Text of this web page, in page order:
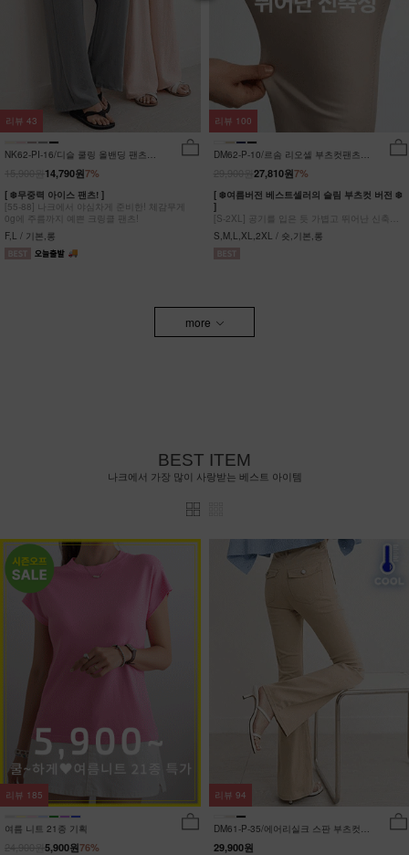
NK62-PI-16/디슬 쿨링 올밴딩 팬츠
7%
14,790원
[ ❄️무중력 아이스 팬츠! ]
[55-88] 나크에서 야심차게 준비한! 체감무게
0g에 주름까지 예쁜 크링클 팬츠!
F,L / 기본,롱
리뷰 43
DM62-P-10/르솜 리오셀 부츠컷팬츠
7%
27,810원
[ ❄️여름버전 베스트셀러의 슬림 부츠컷 버전 ❄️
]
[S-2XL] 공기를 입은 듯 가볍고 뛰어난 신축성
원단에 슬림함을 더한 부츠컷 팬츠!
S,M,L,XL,2XL / 숏,기본,롱
리뷰 100
more
BEST ITEM
나크에서 가장 많이 사랑받는 베스트 아이템
여름 니트 21종 기획
76%
5,900원
리뷰 185
DM61-P-35/에어리실크 스판 부츠컷팬
츠_DY
29,900원
리뷰 94